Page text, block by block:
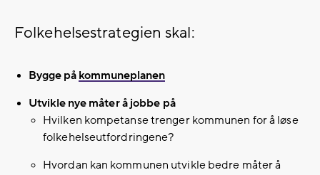
Folkehelsestrategien skal:
Bygge på kommuneplanen
Utvikle nye måter å jobbe på
Hvilken kompetanse trenger kommunen for å løse
folkehelseutfordringene?
Hvordan kan kommunen utvikle bedre måter å